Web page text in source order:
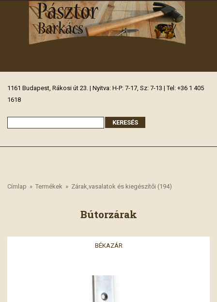
1161 Budapest, Rákosi út 23. | Nyitva: H-P: 7-17, Sz: 7-13 | Tel: +36 1 405
1618
Címlap » Termékek » Zárak,vasalatok és kiegészítői (194)
Bútorzárak
BÉKAZÁR